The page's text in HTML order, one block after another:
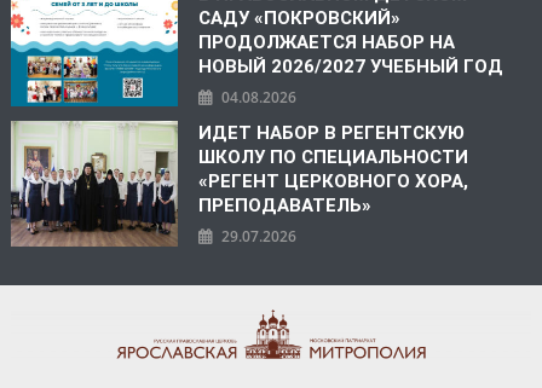
САДУ «ПОКРОВСКИЙ»
ПРОДОЛЖАЕТСЯ НАБОР НА
НОВЫЙ 2026/2027 УЧЕБНЫЙ ГОД
04.08.2026
ИДЕТ НАБОР В РЕГЕНТСКУЮ
ШКОЛУ ПО СПЕЦИАЛЬНОСТИ
«РЕГЕНТ ЦЕРКОВНОГО ХОРА,
ПРЕПОДАВАТЕЛЬ»
29.07.2026